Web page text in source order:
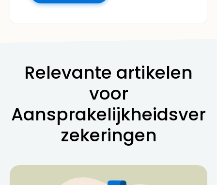
Relevante artikelen
voor
Aansprakelijkheidsver
zekeringen